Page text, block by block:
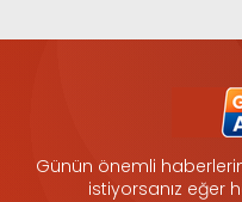
Günün önemli
istiyorsanız eğer